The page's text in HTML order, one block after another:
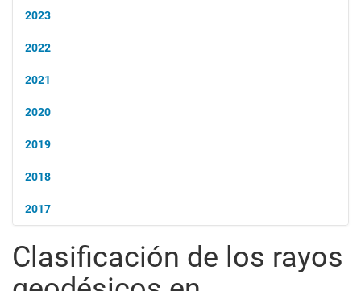
2023
2022
2021
2020
2019
2018
2017
Clasificación de los rayos